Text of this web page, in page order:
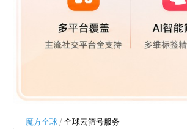
魔方全球 /全球云筛号服务